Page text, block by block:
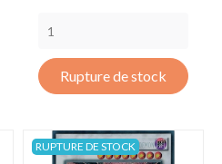
Rupture de stock
RUPTURE DE STOCK